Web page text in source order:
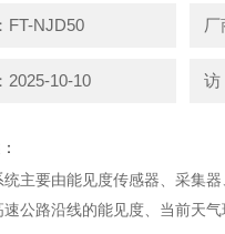
FT-NJD50 厂
2025-10-10 访
主要由能见度传感器、采集
公路沿线的能见度、当前天气